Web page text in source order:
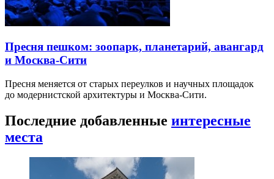
Пресня пешком: зоопарк, планетарий, авангард
и Москва-Сити
Пресня меняется от старых переулков и научных площадок
до модернистской архитектуры и Москва-Сити.
Последние добавленные интересные
места